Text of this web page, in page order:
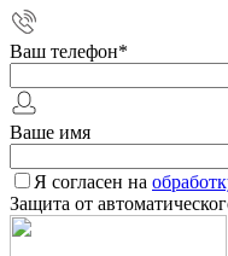
Ваш телефон*
Ваше имя
Я согласен на
Защита от